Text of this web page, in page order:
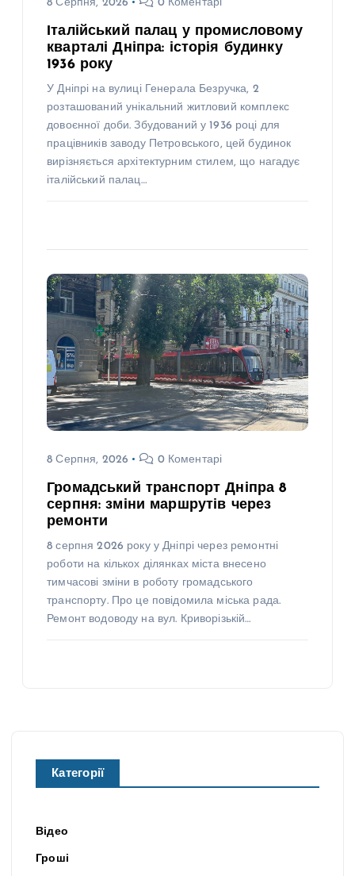
8 Серпня, 2026 0 Коментарі
Італійський палац у промисловому
кварталі Дніпра: історія будинку
1936 року
У Дніпрі на вулиці Генерала Безручка, 2
розташований унікальний житловий комплекс
довоєнної доби. Збудований у 1936 році для
працівників заводу Петровського, цей будинок
вирізняється архітектурним стилем, що нагадує
італійський палац…
8 Серпня, 2026 0 Коментарі
Громадський транспорт Дніпра 8
серпня: зміни маршрутів через
ремонти
8 серпня 2026 року у Дніпрі через ремонтні
роботи на кількох ділянках міста внесено
тимчасові зміни в роботу громадського
транспорту. Про це повідомила міська рада.
Ремонт водоводу на вул. Криворізькій…
Категорії
Відео
Гроші